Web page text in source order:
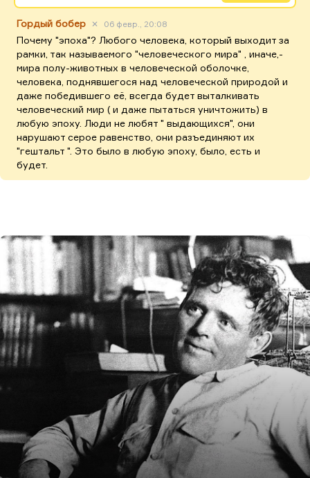
Гордый бобер ✕ 06 февр., 20:08
Почему "эпоха"? Любого человека, который выходит за
рамки, так называемого "человеческого мира" , иначе,-
мира полу-животных в человеческой оболочке,
человека, поднявшегося над человеческой природой и
даже победившего её, всегда будет выталкивать
человеческий мир ( и даже пытаться уничтожить) в
любую эпоху. Люди не любят " выдающихся", они
нарушают серое равенство, они разъединяют их
"гештальт ". Это было в любую эпоху, было, есть и
будет.